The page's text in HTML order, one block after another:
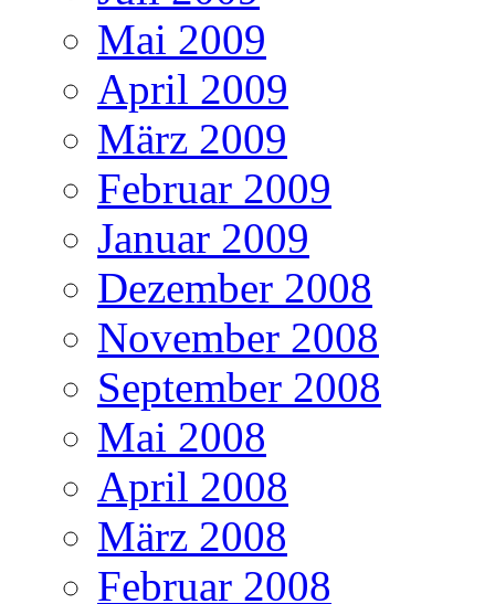
Mai 2009
April 2009
März 2009
Februar 2009
Januar 2009
Dezember 2008
November 2008
September 2008
Mai 2008
April 2008
März 2008
Februar 2008